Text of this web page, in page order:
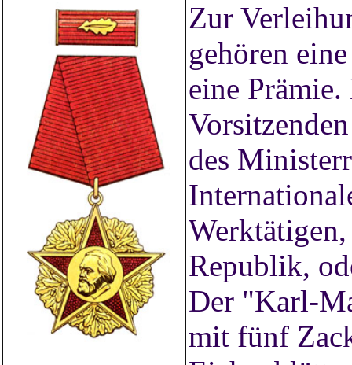
Zur
gehören
eine
des
Republik,
Der "Karl-
mit fünf